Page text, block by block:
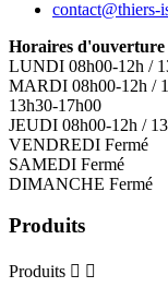
contact@thiers-
Horaires d'ouverture
LUNDI 08h00-12h /
MARDI 08h00-12h /
13h30-17h00
JEUDI 08h00-12h /
VENDREDI Fermé
SAMEDI Fermé
DIMANCHE Fermé
Produits
Produits  